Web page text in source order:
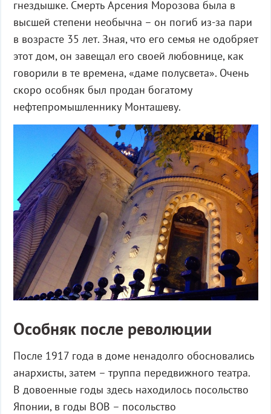
гнездышке. Смерть Арсения Морозова была в
высшей степени необычна – он погиб из-за пари
в возрасте 35 лет. Зная, что его семья не одобряет
этот дом, он завещал его своей любовнице, как
говорили в те времена, «даме полусвета». Очень
скоро особняк был продан богатому
нефтепромышленнику Монташеву.
Особняк после революции
После 1917 года в доме ненадолго обосновались
анархисты, затем – труппа передвижного театра.
В довоенные годы здесь находилось посольство
Японии, в годы ВОВ – посольство